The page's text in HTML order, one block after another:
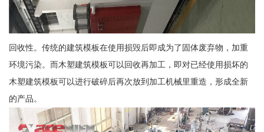
回收性。传统的建筑模板在使用损毁后即成为了固体废弃物，加重
环境污染。而木塑建筑模板可以回收再加工，即对已经使用损坏的
木塑建筑模板可以进行破碎后再次放到加工机械里重造，形成全新
的产品。